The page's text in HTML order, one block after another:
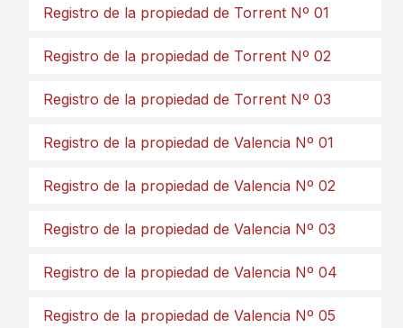
Registro de la propiedad de Torrent Nº 01
Registro de la propiedad de Torrent Nº 02
Registro de la propiedad de Torrent Nº 03
Registro de la propiedad de Valencia Nº 01
Registro de la propiedad de Valencia Nº 02
Registro de la propiedad de Valencia Nº 03
Registro de la propiedad de Valencia Nº 04
Registro de la propiedad de Valencia Nº 05